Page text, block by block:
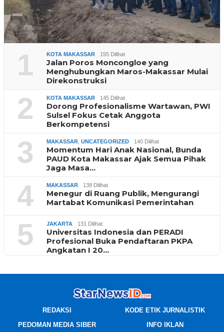
1 KOTA MAKASSAR 155 Dilihat
Jalan Poros Moncongloe yang
Menghubungkan Maros-Makassar Mulai
Direkonstruksi
2 KOTA MAKASSAR 145 Dilihat
Dorong Profesionalisme Wartawan, PWI
Sulsel Fokus Cetak Anggota
Berkompetensi
3 MAKASSAR, UNCATEGORIZED 140 Dilihat
Momentum Hari Anak Nasional, Bunda
PAUD Kota Makassar Ajak Semua Pihak
Jaga Masa…
4 MAKASSAR 138 Dilihat
Menegur di Ruang Publik, Mengurangi
Martabat Komunikasi Pemerintahan
5 JAKARTA 131 Dilihat
Universitas Indonesia dan PERADI
Profesional Buka Pendaftaran PKPA
Angkatan I 20…
REDAKSI
KODE ETIK JURNALISTIK
PEDOMAN MEDIA SIBER
INFO IKLAN